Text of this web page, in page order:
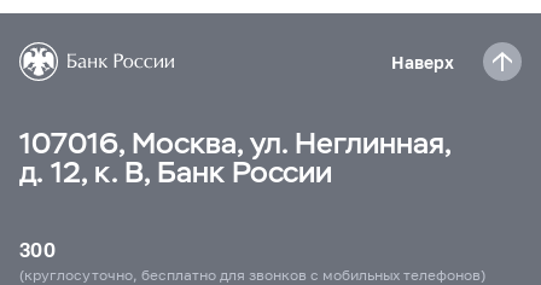
Наверх
107016, Москва, ул. Неглинная,
д. 12, к. В, Банк России
300
(круглосуточно, бесплатно для звонков с мобильных телефонов)